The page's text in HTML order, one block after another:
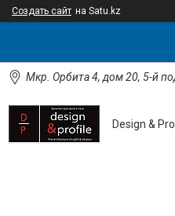
Создать сайт на Satu.kz
Мкр. Орбита 4, дом 20, 5-й
Design &